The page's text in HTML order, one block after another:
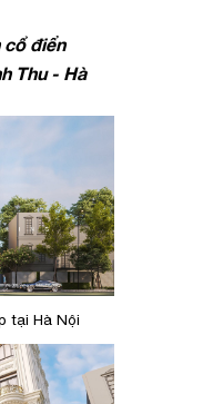
cổ điển
Thu - Hà
tại Hà Nội